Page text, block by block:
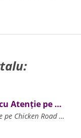
Aventura Gustoasă Navighează cu Atenție pe Chicken Road și Multiplică-ți Câștigurile la Fiecare Pas!
Aventura Gustoasă: Navighează cu Atenție pe Chicken Road și Multiplică-ți Câștigurile la Fiecare Pas! Principiile de Funcționare ale Chicken Road Strategii de Joc și Gestionarea Ri